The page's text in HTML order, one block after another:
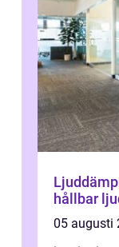
Ljuddämpning grunden
hållbar
05 augusti